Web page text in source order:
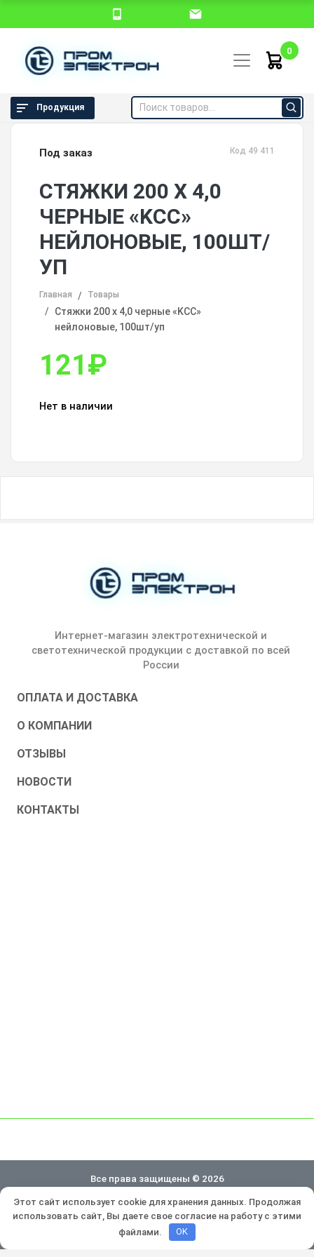
0
Продукция
Под заказ Код 49 411
СТЯЖКИ 200 Х 4,0
ЧЕРНЫЕ «KCC»
НЕЙЛОНОВЫЕ, 100ШТ/
УП
Главная Товары
Стяжки 200 х 4,0 черные «KCC»
нейлоновые, 100шт/уп
121₽
Нет в наличии
Интернет-магазин электротехнической и
светотехнической продукции с доставкой по всей
России
ОПЛАТА И ДОСТАВКА
О КОМПАНИИ
ОТЗЫВЫ
НОВОСТИ
КОНТАКТЫ
Все права защищены © 2026
Политика конфиденциальности
Разработка и продвижение:
Этот сайт использует cookie для хранения данных. Продолжая
использовать сайт, Вы даете свое согласие на работу с этими
файлами.
OK